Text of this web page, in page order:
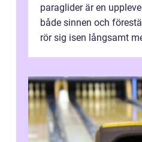
paraglider är en
både sinnen och
rör sig isen långsamt